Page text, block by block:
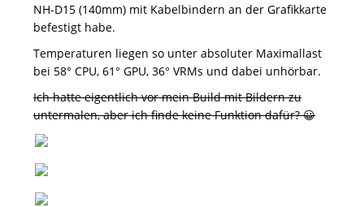
NH-D15 (140mm) mit Kabelbindern an der Grafikkarte
befestigt habe.
Temperaturen liegen so unter absoluter Maximallast
bei 58° CPU, 61° GPU, 36° VRMs und dabei unhörbar.
Ich hatte eigentlich vor mein Build mit Bildern zu
untermalen, aber ich finde keine Funktion dafür? 😀